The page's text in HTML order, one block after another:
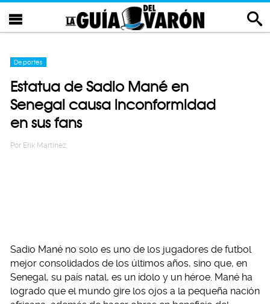
Deportes
Estatua de Sadio Mané en
Senegal causa inconformidad
en sus fans
Por Erik Martinez
Sadio Mané no solo es uno de los jugadores de futbol
mejor consolidados de los últimos años, sino que, en
Senegal, su país natal, es un ídolo y un héroe. Mané ha
logrado que el mundo gire los ojos a la pequeña nación